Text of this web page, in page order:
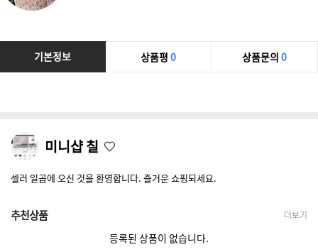
기본정보 상품평 0 상품문의 0
미니샵 칠
셀러 일곱에 오신 것을 환영합니다. 즐거운 쇼핑되세요.
추천상품 더보기
등록된 상품이 없습니다.